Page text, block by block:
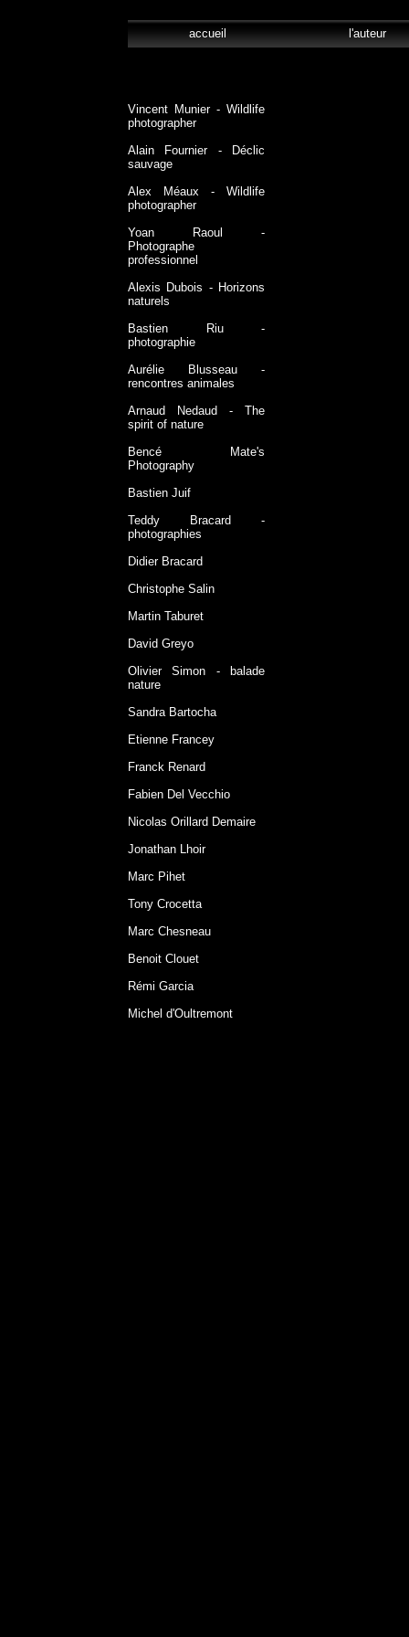
accueil
Vincent Munier - Wildlife
photographer
Alain Fournier - Déclic
sauvage
Alex Méaux - Wildlife
photographer
Yoan Raoul -
Photographe
professionnel
Alexis Dubois - Horizons
naturels
Bastien Riu -
photographie
Aurélie Blusseau -
rencontres animales
Arnaud Nedaud - The
spirit of nature
Bencé Mate's
Photography
Bastien Juif
Teddy Bracard -
photographies
Didier Bracard
Christophe Salin
Martin Taburet
David Greyo
Olivier Simon - balade
nature
Sandra Bartocha
Etienne Francey
Franck Renard
Fabien Del Vecchio
Nicolas Orillard Demaire
Jonathan Lhoir
Marc Pihet
Tony Crocetta
Marc Chesneau
Benoit Clouet
Rémi Garcia
Michel d'Oultremont